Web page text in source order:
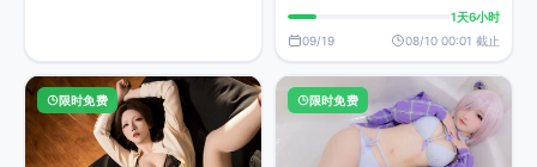
1天6小时
09/19
08/10 00:01 截止
限时免费 限时免费